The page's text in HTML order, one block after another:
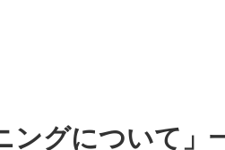
ングについて 」